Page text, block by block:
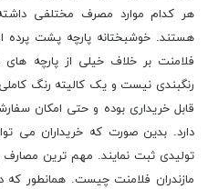
هر کدام موارد مصرف مختلفی
هستند. خوشبختانه پارچه پشت
فلامنت بر خلاف خیلی از پارچه های
رنگبندی نیست و یک کالیته رنگ
قابل خریداری بوده و حتی امکان
دارد. بدین صورت که خریداران می
تولیدی ثبت نمایند. مهم ترین
مازندران فلامنت چیست. همانطور